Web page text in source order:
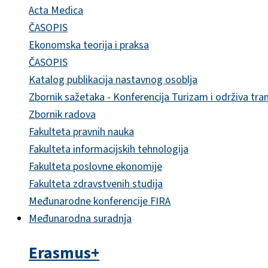
Acta Medica
ČASOPIS
Ekonomska teorija i praksa
ČASOPIS
Katalog publikacija nastavnog osoblja
Zbornik sažetaka - Konferencija Turizam i održiva
Zbornik radova
Fakulteta pravnih nauka
Fakulteta informacijskih tehnologija
Fakulteta poslovne ekonomije
Fakulteta zdravstvenih studija
Međunarodne konferencije FIRA
Međunarodna suradnja
Erasmus+